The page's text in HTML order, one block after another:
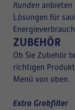
Kunden anbieten
Lösungen für
ZUBEHÖR
Ob Sie Zubehör
richtigen
Menü von oben.
Extra Grobfilter